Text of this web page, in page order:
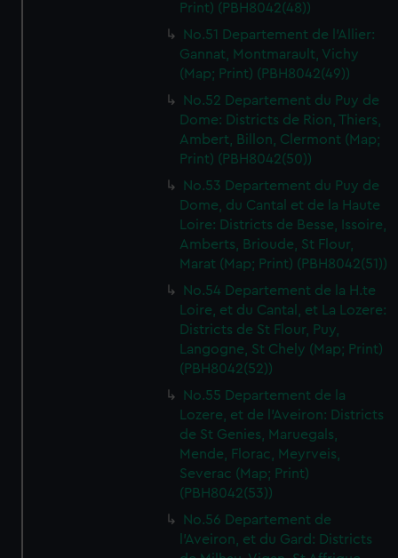
Print) (PBH8042(48))
No.51 Departement de l'Allier:
Gannat, Montmarault, Vichy
(Map; Print) (PBH8042(49))
No.52 Departement du Puy de
Dome: Districts de Rion, Thiers,
Ambert, Billon, Clermont (Map;
Print) (PBH8042(50))
No.53 Departement du Puy de
Dome, du Cantal et de la Haute
Loire: Districts de Besse, Issoire,
Amberts, Brioude, St Flour,
Marat (Map; Print) (PBH8042(51))
No.54 Departement de la H.te
Loire, et du Cantal, et La Lozere:
Districts de St Flour, Puy,
Langogne, St Chely (Map; Print)
(PBH8042(52))
No.55 Departement de la
Lozere, et de l'Aveiron: Districts
de St Genies, Maruegals,
Mende, Florac, Meyrveis,
Severac (Map; Print)
(PBH8042(53))
No.56 Departement de
l'Aveiron, et du Gard: Districts